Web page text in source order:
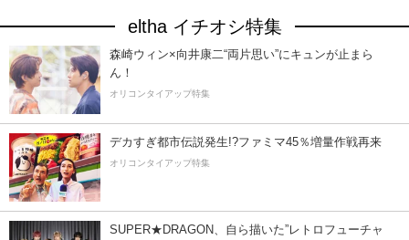
eltha イチオシ特集
森崎ウィン×向井康二“両片思い”にキュンが止まら
ん！
オリコンタイアップ特集
デカすぎ都市伝説発生!?ファミマ45％増量作戦再来
オリコンタイアップ特集
SUPER★DRAGON、自ら描いた”レトロフューチャ